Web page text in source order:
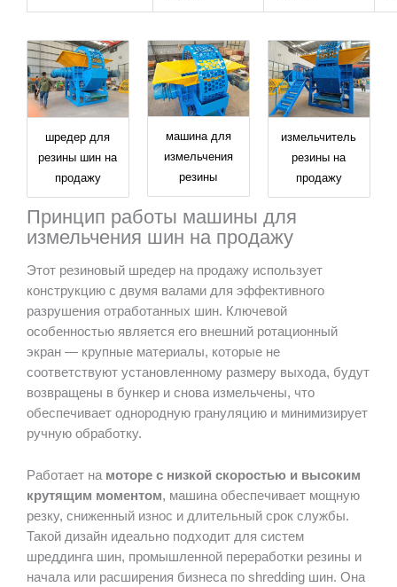
шредер для
резины шин на
продажу
машина для
измельчения
резины
измельчитель
резины на
продажу
Принцип работы машины для
измельчения шин на продажу
Этот резиновый шредер на продажу использует
конструкцию с двумя валами для эффективного
разрушения отработанных шин. Ключевой
особенностью является его внешний ротационный
экран — крупные материалы, которые не
соответствуют установленному размеру выхода, будут
возвращены в бункер и снова измельчены, что
обеспечивает однородную грануляцию и минимизирует
ручную обработку.
Работает на моторе с низкой скоростью и высоким
крутящим моментом, машина обеспечивает мощную
резку, сниженный износ и длительный срок службы.
Такой дизайн идеально подходит для систем
шреддинга шин, промышленной переработки резины и
начала или расширения бизнеса по shredding шин. Она